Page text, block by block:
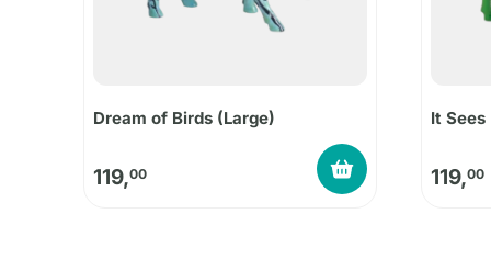
Dream of Birds (Large)
119,00
It Sees
119,00